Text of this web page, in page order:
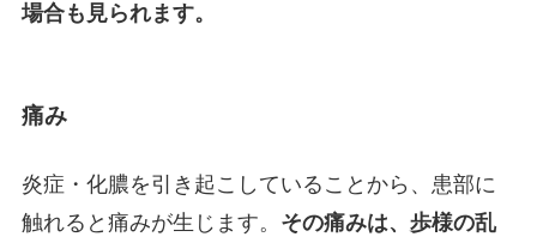
場合も見られます。
痛み
炎症・化膿を引き起こしていることから、患部に
触れると痛みが生じます。 その痛みは、歩様の乱